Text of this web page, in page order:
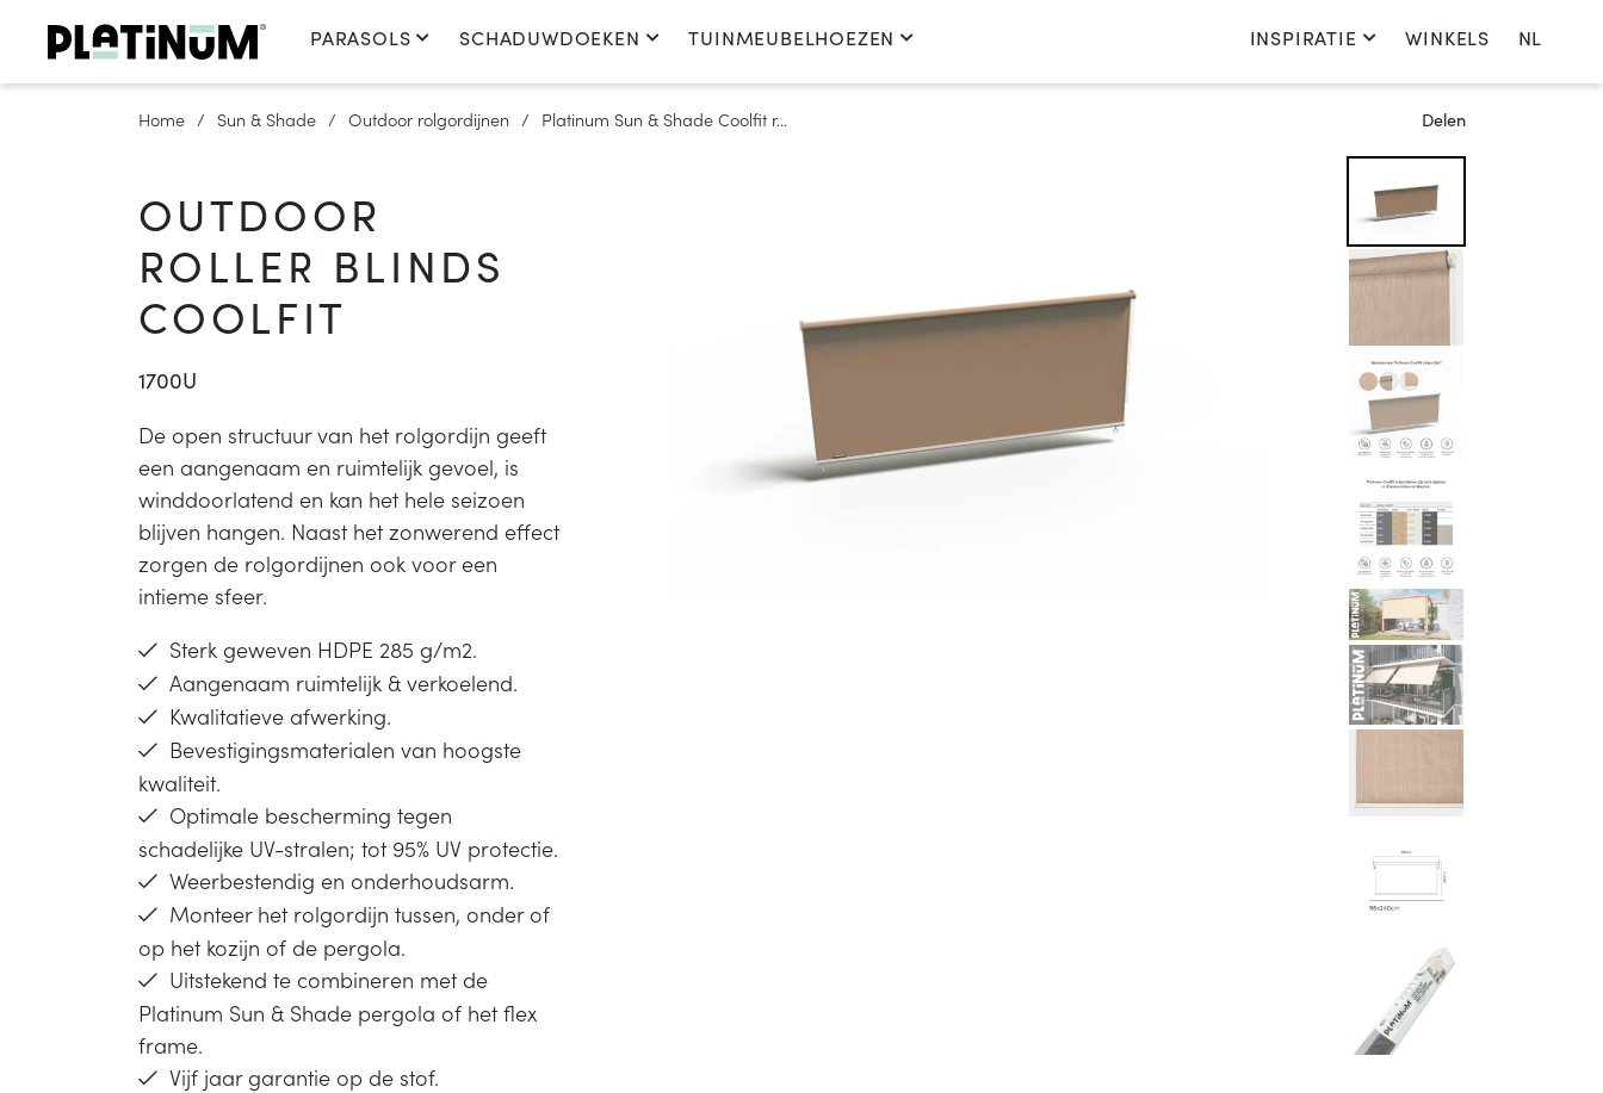
PARASOLS SCHADUWDOEKEN TUINMEUBELHOEZEN INSPIRATIE WINKELS NL
Nederlands
English
Français
Deutsch
Nederland
Kies je land
Home Sun & Shade Outdoor rolgordijnen Platinum Sun & Shade Coolfit r... Delen
OUTDOOR
ROLLER BLINDS
COOLFIT
1700U
De open structuur van het rolgordijn geeft
een aangenaam en ruimtelijk gevoel, is
winddoorlatend en kan het hele seizoen
blijven hangen. Naast het zonwerend effect
zorgen de rolgordijnen ook voor een
intieme sfeer.
Sterk geweven HDPE 285 g/m2.
Aangenaam ruimtelijk & verkoelend.
Kwalitatieve afwerking.
Bevestigingsmaterialen van hoogste
kwaliteit.
Optimale bescherming tegen
schadelijke UV-stralen; tot 95% UV protectie.
Weerbestendig en onderhoudsarm.
Monteer het rolgordijn tussen, onder of
op het kozijn of de pergola.
Uitstekend te combineren met de
Platinum Sun & Shade pergola of het flex
frame.
Vijf jaar garantie op de stof.